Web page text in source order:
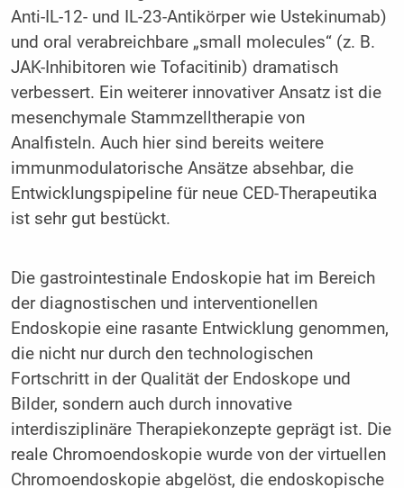
Anti-IL-12- und IL-23-Antikörper wie Ustekinumab)
und oral verabreichbare „small molecules“ (z. B.
JAK-Inhibitoren wie Tofacitinib) dramatisch
verbessert. Ein weiterer innovativer Ansatz ist die
mesenchymale Stammzelltherapie von
Analfisteln. Auch hier sind bereits weitere
immunmodulatorische Ansätze absehbar, die
Entwicklungspipeline für neue CED-Therapeutika
ist sehr gut bestückt.
Die gastrointestinale Endoskopie hat im Bereich
der diagnostischen und interventionellen
Endoskopie eine rasante Entwicklung genommen,
die nicht nur durch den technologischen
Fortschritt in der Qualität der Endoskope und
Bilder, sondern auch durch innovative
interdisziplinäre Therapiekonzepte geprägt ist. Die
reale Chromoendoskopie wurde von der virtuellen
Chromoendoskopie abgelöst, die endoskopische